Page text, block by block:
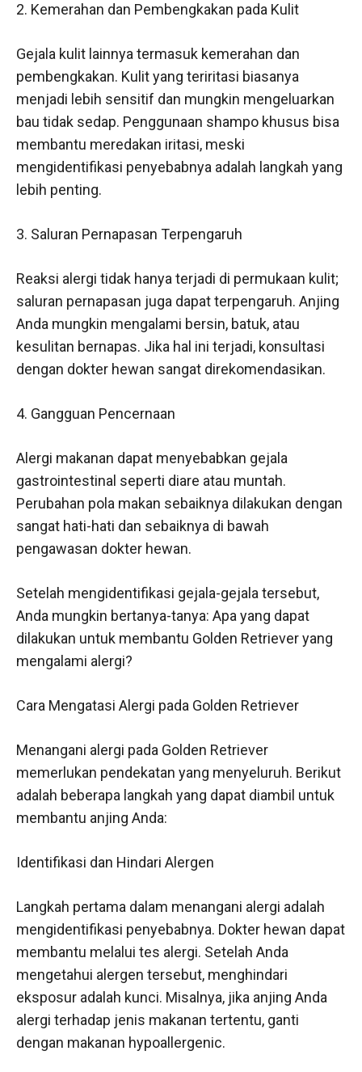
2. Kemerahan dan Pembengkakan pada Kulit
Gejala kulit lainnya termasuk kemerahan dan
pembengkakan. Kulit yang teriritasi biasanya
menjadi lebih sensitif dan mungkin mengeluarkan
bau tidak sedap. Penggunaan shampo khusus bisa
membantu meredakan iritasi, meski
mengidentifikasi penyebabnya adalah langkah yang
lebih penting.
3. Saluran Pernapasan Terpengaruh
Reaksi alergi tidak hanya terjadi di permukaan kulit;
saluran pernapasan juga dapat terpengaruh. Anjing
Anda mungkin mengalami bersin, batuk, atau
kesulitan bernapas. Jika hal ini terjadi, konsultasi
dengan dokter hewan sangat direkomendasikan.
4. Gangguan Pencernaan
Alergi makanan dapat menyebabkan gejala
gastrointestinal seperti diare atau muntah.
Perubahan pola makan sebaiknya dilakukan dengan
sangat hati-hati dan sebaiknya di bawah
pengawasan dokter hewan.
Setelah mengidentifikasi gejala-gejala tersebut,
Anda mungkin bertanya-tanya: Apa yang dapat
dilakukan untuk membantu Golden Retriever yang
mengalami alergi?
Cara Mengatasi Alergi pada Golden Retriever
Menangani alergi pada Golden Retriever
memerlukan pendekatan yang menyeluruh. Berikut
adalah beberapa langkah yang dapat diambil untuk
membantu anjing Anda:
Identifikasi dan Hindari Alergen
Langkah pertama dalam menangani alergi adalah
mengidentifikasi penyebabnya. Dokter hewan dapat
membantu melalui tes alergi. Setelah Anda
mengetahui alergen tersebut, menghindari
eksposur adalah kunci. Misalnya, jika anjing Anda
alergi terhadap jenis makanan tertentu, ganti
dengan makanan hypoallergenic.